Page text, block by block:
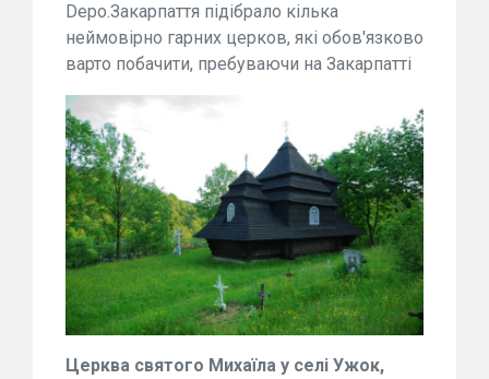
Depo.Закарпаття підібрало кілька
неймовірно гарних церков, які обов'язково
варто побачити, пребуваючи на Закарпатті
Церква святого Михаїла у селі Ужок,